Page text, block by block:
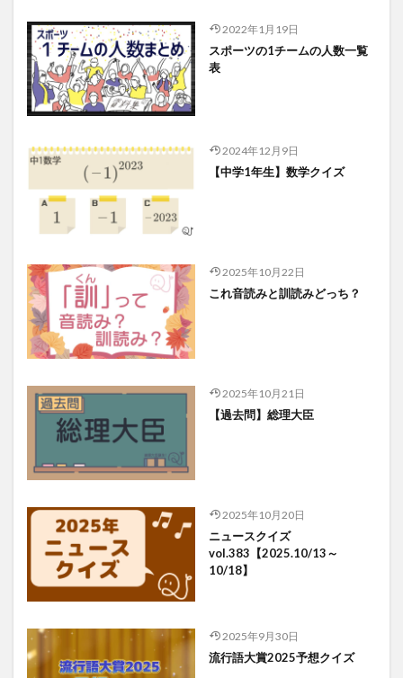
2022年1月19日
スポーツの1チームの人数一覧
表
2024年12月9日
【中学1年生】数学クイズ
2025年10月22日
これ音読みと訓読みどっち？
2025年10月21日
【過去問】総理大臣
2025年10月20日
ニュースクイズ
vol.383【2025.10/13～
10/18】
2025年9月30日
流行語大賞2025予想クイズ